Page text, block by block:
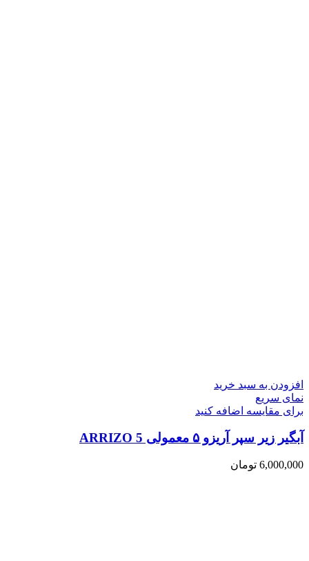
افزودن به سبد خرید
نمای سریع
برای مقایسه اضافه کنید
آبگیر زیر سپر آریزو ۵ معمولی ARRIZO 5
6,000,000 تومان